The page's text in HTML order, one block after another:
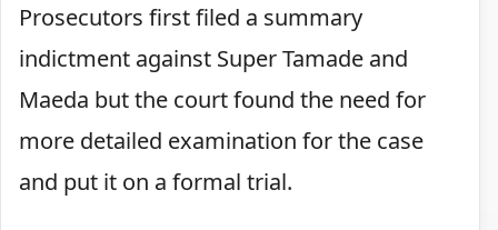
Prosecutors first filed a summary
indictment against Super Tamade and
Maeda but the court found the need for
more detailed examination for the case
and put it on a formal trial.